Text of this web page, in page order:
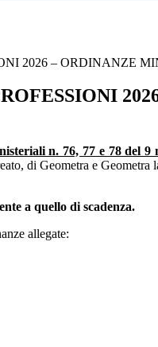
2026 – ORDINANZE
n. 76, 77 e 78 del 9
di Geometra e Geometra
a quello di scadenza.
allegate: